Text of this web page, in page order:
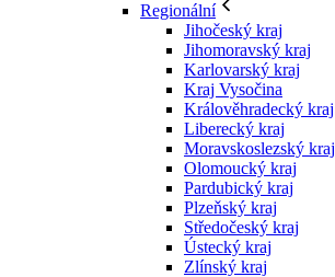
Regionální
Jihočeský kraj
Jihomoravský kraj
Karlovarský kraj
Kraj Vysočina
Králověhradecký kraj
Liberecký kraj
Moravskoslezský kraj
Olomoucký kraj
Pardubický kraj
Plzeňský kraj
Středočeský kraj
Ústecký kraj
Zlínský kraj